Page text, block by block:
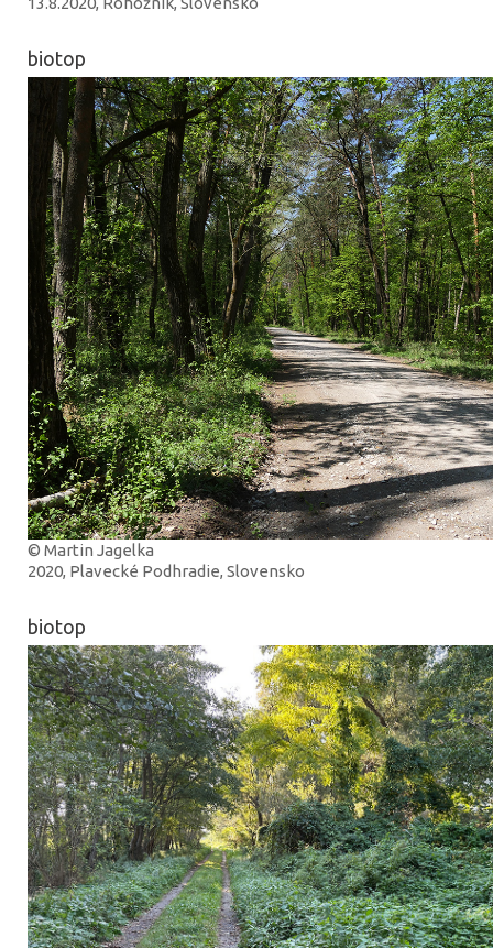
biotop
© Martin Jagelka
2020, Plavecké Podhradie, Slovensko
biotop